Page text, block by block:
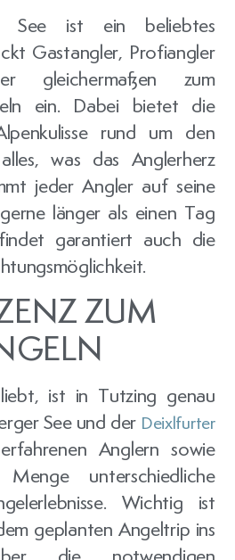
See ist ein beliebtes
Gastangler, Profiangler
gleichermaßen zum
ein. Dabei bietet die
rund um den
was das Anglerherz
jeder Angler auf seine
länger als einen Tag
garantiert auch die
ZUM
ist in Tutzing genau
See und der Deixlfurter
Anglern sowie
unterschiedliche
Wichtig ist
geplanten Angeltrip ins